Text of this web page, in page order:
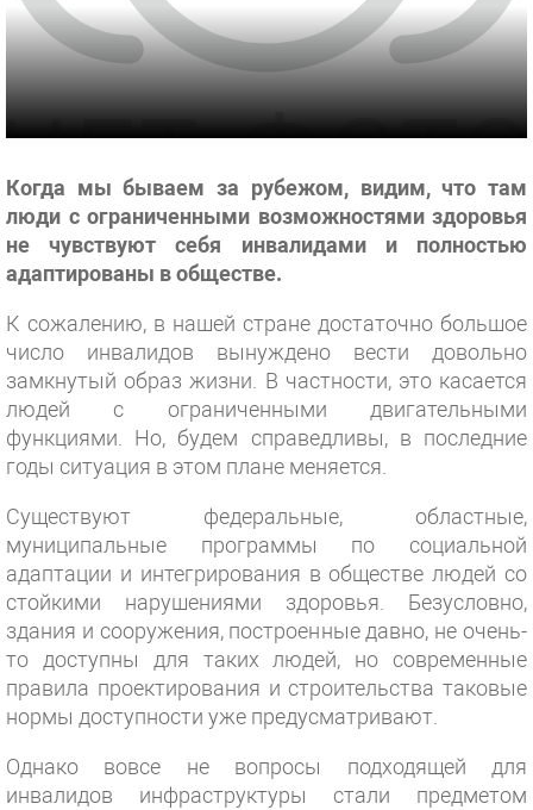
Когда мы бываем за рубежом, видим, что там
люди с ограниченными возможностями здоровья
не чувствуют себя инвалидами и полностью
адаптированы в обществе.
К сожалению, в нашей стране достаточно большое
число инвалидов вынуждено вести довольно
замкнутый образ жизни. В частности, это касается
людей с ограниченными двигательными
функциями. Но, будем справедливы, в последние
годы ситуация в этом плане меняется.
Существуют федеральные, областные,
муниципальные программы по социальной
адаптации и интегрирования в обществе людей со
стойкими нарушениями здоровья. Безусловно,
здания и сооружения, построенные давно, не очень-
то доступны для таких людей, но современные
правила проектирования и строительства таковые
нормы доступности уже предусматривают.
Однако вовсе не вопросы подходящей для
инвалидов инфраструктуры стали предметом